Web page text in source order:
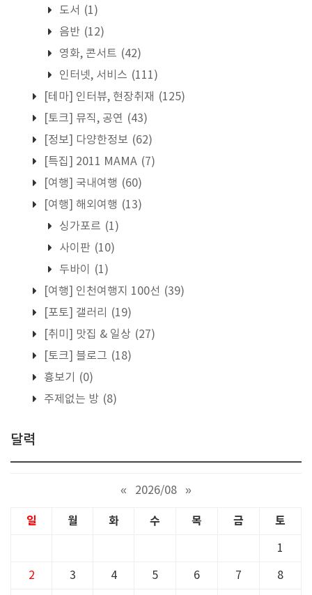
도서 (1)
음반 (12)
영화, 콘서트 (42)
인터넷, 서비스 (111)
[테마] 인터뷰, 현장취재 (125)
[토크] 뮤직, 공연 (43)
[정보] 다양한정보 (62)
[특집] 2011 MAMA (7)
[여행] 국내여행 (60)
[여행] 해외여행 (13)
싱가포르 (1)
사이판 (10)
두바이
(1)
[여행] 인천여행지 100선 (39)
[포토] 갤러리
(19)
[취미] 맛집 & 일상 (27)
[토크] 블로그 (18)
흉보기
(0)
주제없는 방 (8)
달력
« 2026/08 »
일 월 화 수 목 금 토
1
2 3 4 5 6 7 8